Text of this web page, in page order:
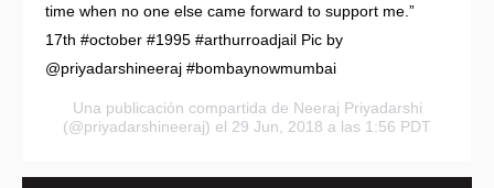
time when no one else came forward to support me.”
17th #october #1995 #arthurroadjail Pic by
@priyadarshineeraj #bombaynowmumbai
Una publicación compartida de Neeraj Priyadarshi
(@priyadarshineeraj) el 29 Jun, 2018 a las 1:56 PDT